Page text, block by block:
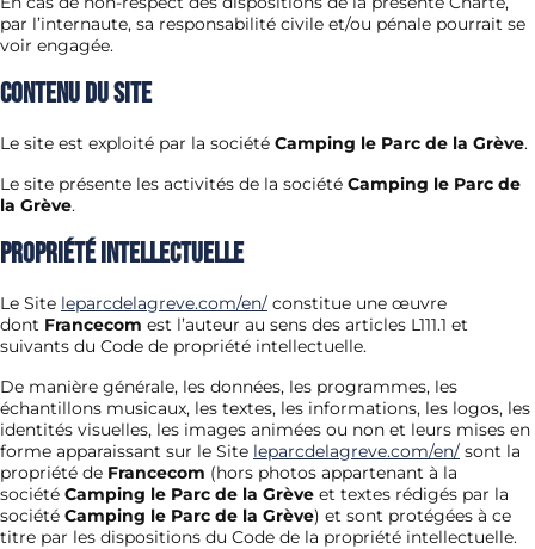
par l’internaute, sa responsabilité civile et/ou pénale pourrait se
voir engagée.
Contenu du Site
Le site est exploité par la société Camping le Parc de la Grève.
Le site présente les activités de la société Camping le Parc de
la Grève.
Propriété Intellectuelle
Le Site leparcdelagreve.com/en/ constitue une œuvre
dont Francecom est l’auteur au sens des articles L111.1 et
suivants du Code de propriété intellectuelle.
De manière générale, les données, les programmes, les
échantillons musicaux, les textes, les informations, les logos, les
identités visuelles, les images animées ou non et leurs mises en
forme apparaissant sur le Site leparcdelagreve.com/en/ sont la
propriété de Francecom (hors photos appartenant à la
société Camping le Parc de la Grève et textes rédigés par la
société Camping le Parc de la Grève) et sont protégées à ce
titre par les dispositions du Code de la propriété intellectuelle.